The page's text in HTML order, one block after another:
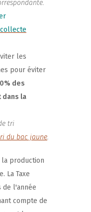
les
pour éviter
des
la
tri
du bac jaune.
la production
La Taxe
de l'année
compte de